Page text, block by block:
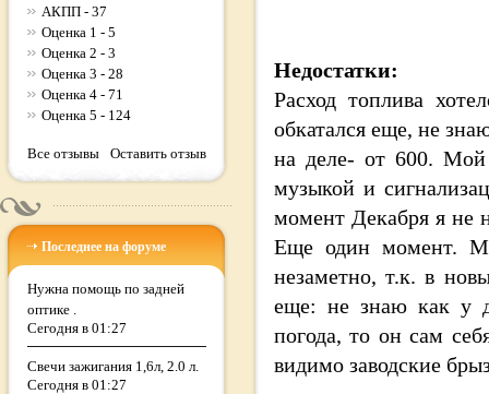
АКПП - 37
Оценка 1 - 5
Оценка 2 - 3
Оценка 3 - 28
Оценка 4 - 71
Оценка 5 - 124
Все отзывы Оставить отзыв
Последнее на форуме
Нужна помощь по задней
оптике .
Сегодня в 01:27
Свечи зажигания 1,6л, 2.0 л.
Сегодня в 01:27
Недостатки:
Расход топлива
обкатался еще, не
на деле- от 600. Мой
музыкой и
момент Декабря я не
Еще один момент.
незаметно, т.к. в
еще: не знаю как у
погода, то он сам
видимо заводские